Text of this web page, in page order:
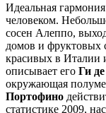
Идеальная
человеком.
сосен Алеппо,
домов и фруктовых
красивых в Италии
описывает его Ги
окружающая
Портофино
статистике 2009,